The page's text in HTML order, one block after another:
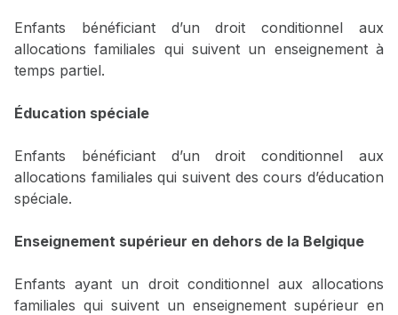
Enfants bénéficiant d’un droit conditionnel aux
allocations familiales qui suivent un enseignement à
temps partiel.
Éducation spéciale
Enfants bénéficiant d’un droit conditionnel aux
allocations familiales qui suivent des cours d’éducation
spéciale.
Enseignement supérieur en dehors de la Belgique
Enfants ayant un droit conditionnel aux allocations
familiales qui suivent un enseignement supérieur en